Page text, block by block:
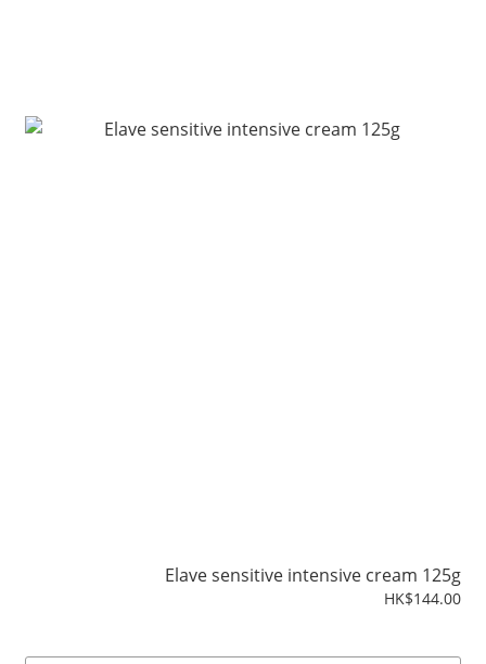
Elave sensitive intensive cream 125g
HK$144.00